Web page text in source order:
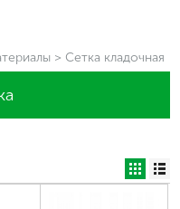
> Сетка кладочная